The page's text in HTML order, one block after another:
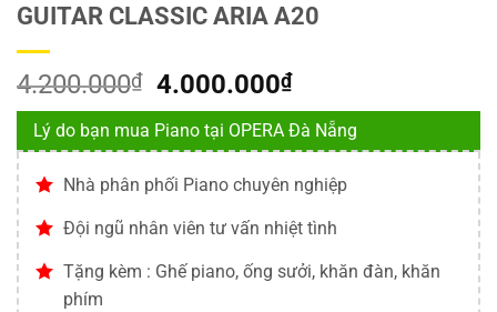
GUITAR CLASSIC ARIA A20
4.200.000₫
Giá
gốc
là:
4.000.000₫Giá
hiện
tại
4.000.000₫.
Lý do bạn mua Piano tại OPERA Đà Nẵng
Nhà phân phối Piano chuyên nghiệp
Đội ngũ nhân viên tư vấn nhiệt tình
Tặng kèm : Ghế piano, ống sưởi, khăn đàn, khăn
phím